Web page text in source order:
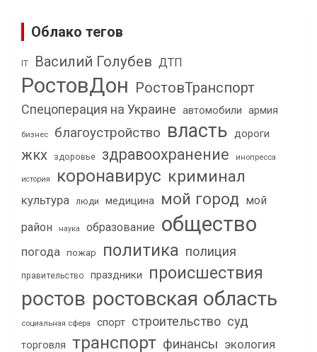
Облако тегов
IT Василий Голубев ДТП
РостовДон РостовТранспорт
Спецоперация на Украине автомобили армия
бизнес благоустройство власть дороги
жкх здоровье здравоохранение инопресса
история коронавирус криминал
культура люди медицина мой город мой
район
наука образование общество
погода пожар политика полиция
правительство праздники происшествия
ростов ростовская область
социальная сфера спорт строительство суд
торговля транспорт финансы экология